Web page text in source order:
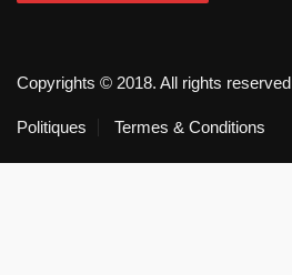
Copyrights © 2018. All rights reserved
Politiques Termes & Conditions